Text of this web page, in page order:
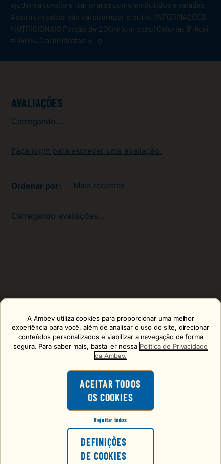
O consumo de bebidas alcoólicas é
proibido para menores de 18 anos.
VOCÊ TEM 18 ANOS OU MAIS?
ajudam a condimentar pratos como embutidos e saladas.
Assim um sabor não vai sobrepor o outro. INFORMAÇÕES
NUTRICIONAIS Porção de 200ml (um copo) Calorias 81 kcal
= 340 kJ Carboidratos 5,1 g
AVALIAÇÕES
Carregando…
Faça login para escrever uma avaliação.
Mais recentes
Carregando avaliações…
Erro carregando o formulário, tente de novo mais tarde!
atendimento@choppbrahmaexpress.com.br
A Ambev utiliza cookies para proporcionar uma melhor
experiência para você, além de analisar o uso do site, direcionar
conteúdos personalizados e viabilizar a navegação de forma
segura. Para saber mais, basta ler nossa Política de Privacidade
da Ambev.
ACEITAR TODOS
OS COOKIES
Rejeitar todos
DEFINIÇÕES
DE COOKIES